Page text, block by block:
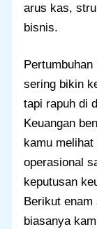
arus kas,
bisnis.
sering bikin
tapi rapuh di
Keuangan
kamu
operasional
keputusan
Berikut
biasanya